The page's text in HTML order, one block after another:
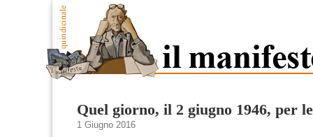
Quel giorno, il 2 giugno 1946, per
1 Giugno 2016